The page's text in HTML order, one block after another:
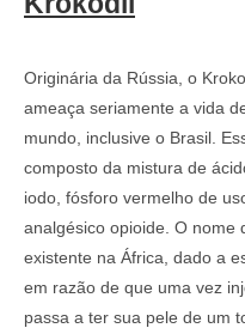
Originária da Rússia, o
ameaça seriamente a vida
mundo, inclusive o Brasil.
composto da mistura de
iodo, fósforo vermelho de
analgésico opioide. O nome
existente na África, dado a
em razão de que uma vez
passa a ter sua pele de um